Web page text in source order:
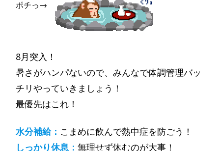
ポチっ→
8月突入！
暑さがハンパないので、みんなで体調管理バッ
チリやっていきましょう！
最優先はこれ！
水分補給： こまめに飲んで熱中症を防ごう！
しっかり休息： 無理せず休むのが大事！